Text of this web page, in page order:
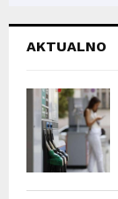
AKTUALNO